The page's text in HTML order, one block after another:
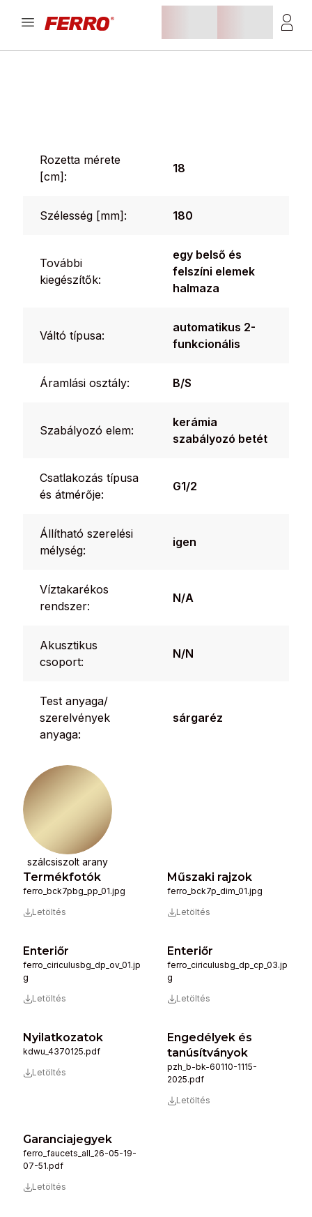
Rozetta mérete
[cm]:
18
Szélesség [mm]: 180
További
kiegészítők:
egy belső és
felszíni elemek
halmaza
Váltó típusa:
automatikus 2-
funkcionális
Áramlási osztály: B/S
Szabályozó elem:
kerámia
szabályozó betét
Csatlakozás típusa
és átmérője:
G1/2
Állítható szerelési
mélység:
igen
Víztakarékos
rendszer:
N/A
Akusztikus
csoport:
N/N
Test anyaga/
szerelvények
anyaga:
sárgaréz
szálcsiszolt arany
Termékfotók
ferro_bck7pbg_pp_01.jpg
Letöltés
Műszaki rajzok
ferro_bck7p_dim_01.jpg
Letöltés
Enteriőr
ferro_ciriculusbg_dp_ov_01.jp
g
Letöltés
Enteriőr
ferro_ciriculusbg_dp_cp_03.jp
g
Letöltés
Nyilatkozatok
kdwu_4370125.pdf
Letöltés
Engedélyek és
tanúsítványok
pzh_b-bk-60110-1115-
2025.pdf
Letöltés
Garanciajegyek
ferro_faucets_all_26-05-19-
07-51.pdf
Letöltés